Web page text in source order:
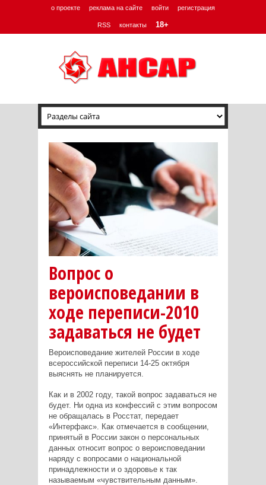
о проекте реклама на сайте войти регистрация
RSS контакты 18+
Вопрос о
вероисповедании в
ходе переписи-2010
задаваться не будет
Вероисповедание жителей России в ходе
всероссийской переписи 14-25 октября
выяснять не планируется.
Как и в 2002 году, такой вопрос задаваться не
будет. Ни одна из конфессий с этим вопросом
не обращалась в Росстат, передает
«Интерфакс». Как отмечается в сообщении,
принятый в России закон о персональных
данных относит вопрос о вероисповедании
наряду с вопросами о национальной
принадлежности и о здоровье к так
называемым «чувствительным данным».